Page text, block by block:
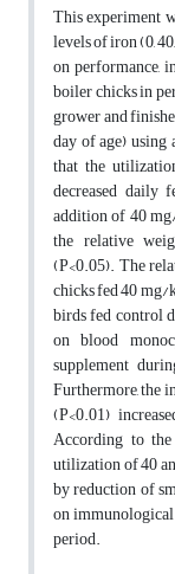
This experiment
levels of iron (0,
on performance,
boiler chicks in
grower and
day of age)
that the
decreased
addition of 40
the relative
(P<0.05). The
chicks fed 40 mg/
birds fed control
on blood
supplement
Furthermore, the
(P<0.01)
According to
utilization of 40
by reduction of
on
period.